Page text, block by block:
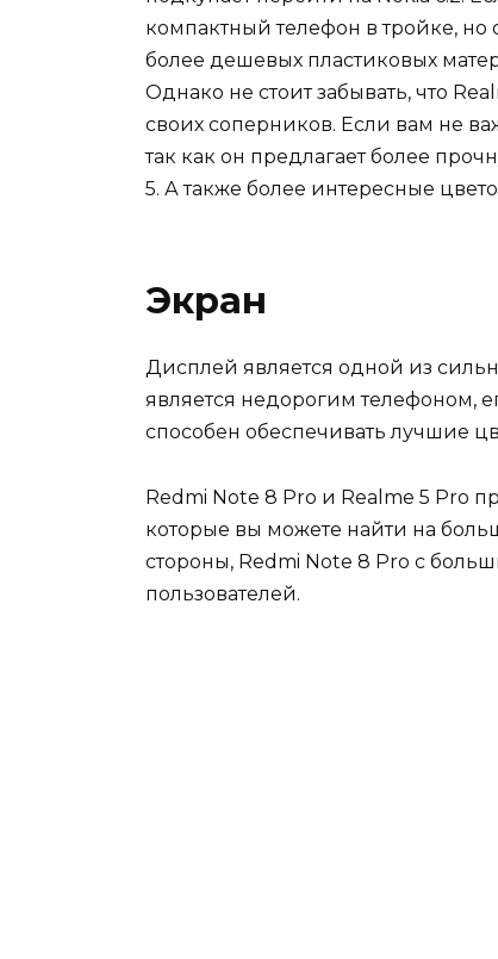
компактный телефон в тройке,
более дешевых пластиковых
Однако не стоит забывать, что
своих соперников. Если вам не
так как он предлагает более
5. А также более интересные
Экран
Дисплей является одной из
является недорогим телефоном,
способен обеспечивать лучшие
Redmi Note 8 Pro и Realme 5 Pro
которые вы можете найти на
стороны, Redmi Note 8 Pro с
пользователей.